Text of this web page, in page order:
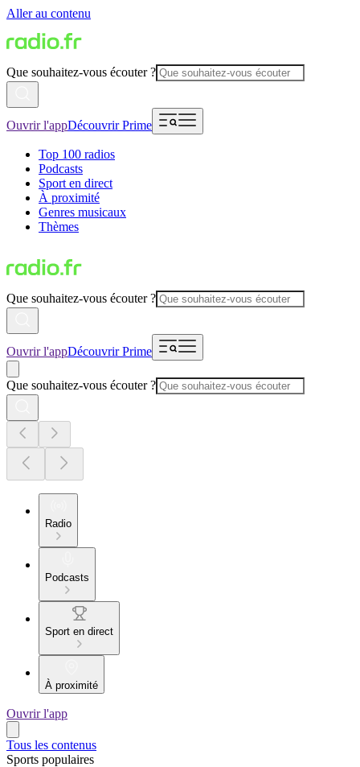
Aller au contenu
Que souhaitez-vous écouter ?
Ouvrir l'appDécouvrir Prime
Top 100 radios
Podcasts
Sport en direct
À proximité
Genres musicaux
Thèmes
Que souhaitez-vous écouter ?
Ouvrir l'appDécouvrir Prime
Que souhaitez-vous écouter ?
Radio
Podcasts
Sport en direct
À proximité
Ouvrir l'app
Tous les contenus
Sports populaires